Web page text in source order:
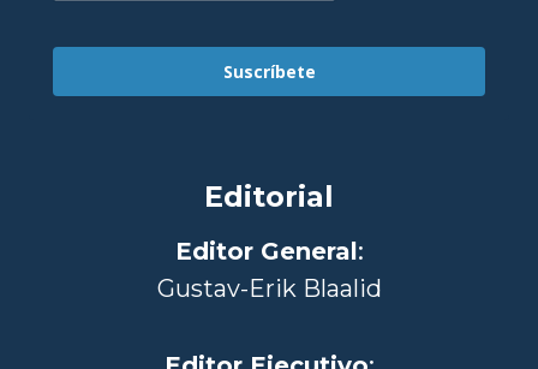
Suscríbete
Editorial
Editor General:
Gustav-Erik Blaalid